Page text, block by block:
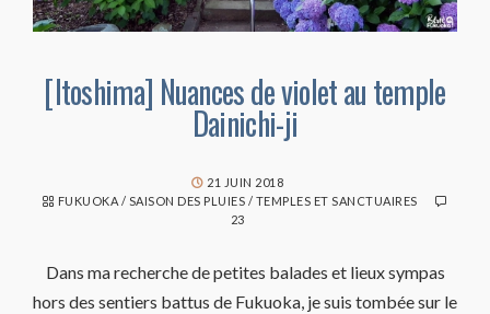
[Itoshima] Nuances de violet au temple
Dainichi-ji
21 JUIN 2018
FUKUOKA / SAISON DES PLUIES / TEMPLES ET SANCTUAIRES
23
Dans ma recherche de petites balades et lieux sympas
hors des sentiers battus de Fukuoka, je suis tombée sur le